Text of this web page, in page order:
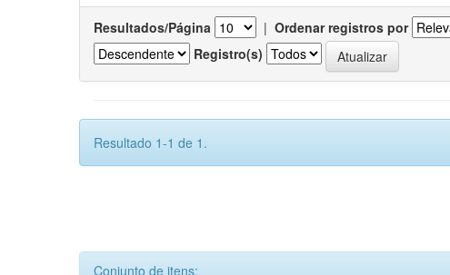
Resultados/Página | Ordenar registros por
Registro(s)
Resultado 1-1 de 1.
Conjunto de itens: